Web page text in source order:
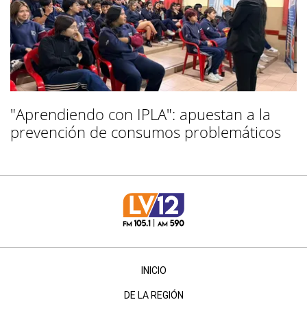
"Aprendiendo con IPLA": apuestan a la
prevención de consumos problemáticos
INICIO
DE LA REGIÓN